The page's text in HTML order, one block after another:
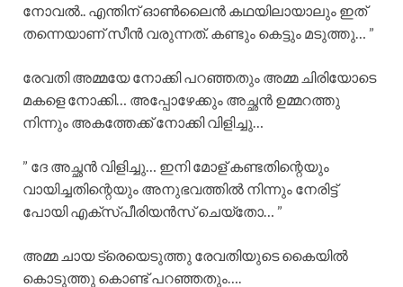
നോവൽ.. എന്തിന് ഓൺലൈൻ കഥയിലായാലും ഇത്
തന്നെയാണ് സീൻ വരുന്നത്. കണ്ടും കെട്ടും മടുത്തു… ”
രേവതി അമ്മയേ നോക്കി പറഞ്ഞതും അമ്മ ചിരിയോടെ
മകളെ നോക്കി… അപ്പോഴേക്കും അച്ഛൻ ഉമ്മറത്തു
നിന്നും അകത്തേക്ക് നോക്കി വിളിച്ചു…
” ദേ അച്ഛൻ വിളിച്ചു… ഇനി മോള് കണ്ടതിന്റെയും
വായിച്ചതിന്റെയും അനുഭവത്തിൽ നിന്നും നേരിട്ട്
പോയി എക്സ്പീരിയൻസ് ചെയ്തോ… ”
അമ്മ ചായ ട്രെയെടുത്തു രേവതിയുടെ കൈയിൽ
കൊടുത്തു കൊണ്ട് പറഞ്ഞതും….